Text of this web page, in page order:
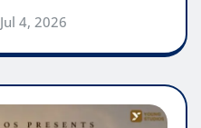
Jul 4, 2026